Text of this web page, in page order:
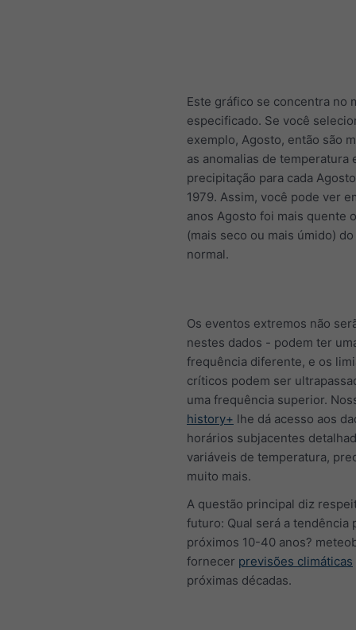
Este gráfico se concentra no
especificado. Se você
exemplo, Agosto, então são
as anomalias de temperatura
precipitação para cada
1979. Assim, você pode ver
anos Agosto foi mais quente
(mais seco ou mais úmido)
normal.
Os eventos extremos não
nestes dados - podem ter
frequência diferente, e os
críticos podem ser
uma frequência superior.
history+ lhe dá acesso aos
horários subjacentes
variáveis de temperatura,
muito mais.
A questão principal diz
futuro: Qual será a tendência
próximos 10-40 anos?
fornecer previsões climáticas
próximas décadas.